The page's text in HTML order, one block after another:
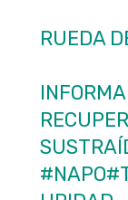
RUEDA
#NAPO